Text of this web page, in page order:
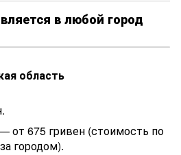
в любой город
область
от 675 гривен (стоимость по
городом).